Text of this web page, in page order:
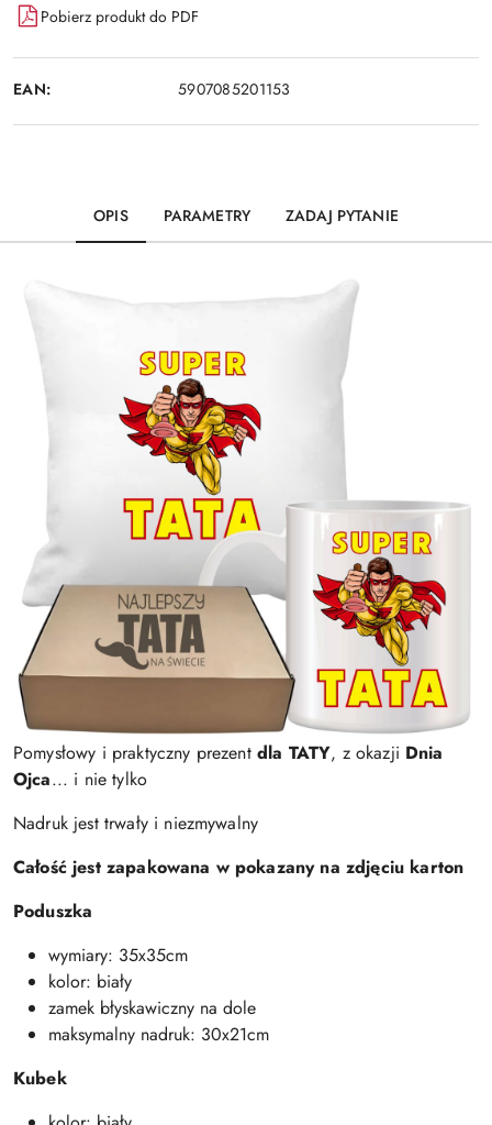
Pobierz produkt do PDF
EAN: 5907085201153
OPIS PARAMETRY ZADAJ PYTANIE
Pomysłowy i praktyczny prezent dla TATY, z okazji Dnia
Ojca... i nie tylko
Nadruk jest trwały i niezmywalny
Całość jest zapakowana w pokazany na zdjęciu karton
Poduszka
wymiary: 35x35cm
kolor: biały
zamek błyskawiczny na dole
maksymalny nadruk: 30x21cm
Kubek